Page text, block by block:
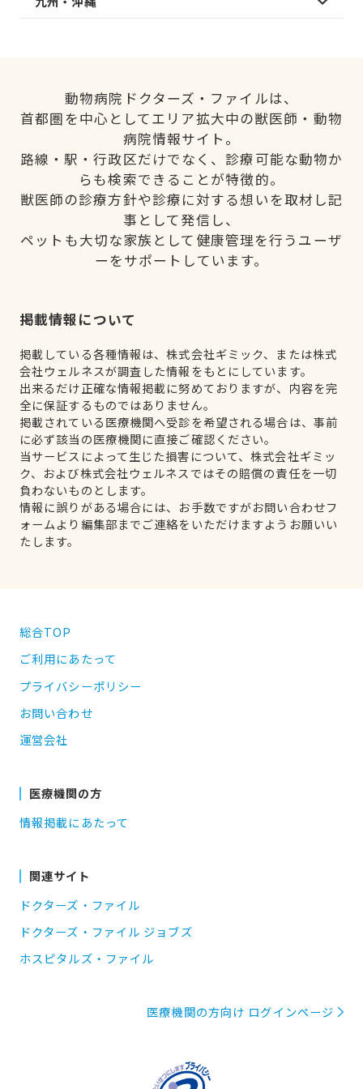
動物病院ドクターズ・ファイルは、
首都圏を中心としてエリア拡大中の獣医師・動物
病院情報サイト。
路線・駅・行政区だけでなく、診療可能な動物か
らも検索できることが特徴的。
獣医師の診療方針や診療に対する想いを取材し記
事として発信し、
ペットも大切な家族として健康管理を行うユーザ
ーをサポートしています。
掲載情報について
掲載している各種情報は、株式会社ギミック、または株式
会社ウェルネスが調査した情報をもとにしています。
出来るだけ正確な情報掲載に努めておりますが、内容を完
全に保証するものではありません。
掲載されている医療機関へ受診を希望される場合は、事前
に必ず該当の医療機関に直接ご確認ください。
当サービスによって生じた損害について、株式会社ギミッ
ク、および株式会社ウェルネスではその賠償の責任を一切
負わないものとします。
情報に誤りがある場合には、お手数ですがお問い合わせフ
ォームより編集部までご連絡をいただけますようお願いい
たします。
総合TOP
ご利用にあたって
プライバシーポリシー
お問い合わせ
運営会社
医療機関の方
情報掲載にあたって
関連サイト
ドクターズ・ファイル
ドクターズ・ファイル ジョブズ
ホスピタルズ・ファイル
医療機関の方向け ログインページ